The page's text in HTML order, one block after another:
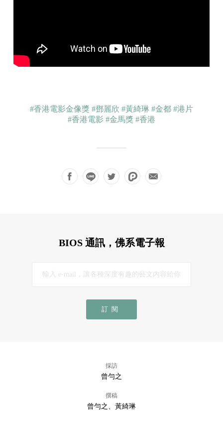
#香港電影金像獎 #鄧麗欣 #黃綺琳 #金都 #港片
#香港電影 #金馬獎 #香港
BIOS 通訊，佛系電子報
訂閱
採訪
曾勻之
撰稿
曾勻之、黃綺琳